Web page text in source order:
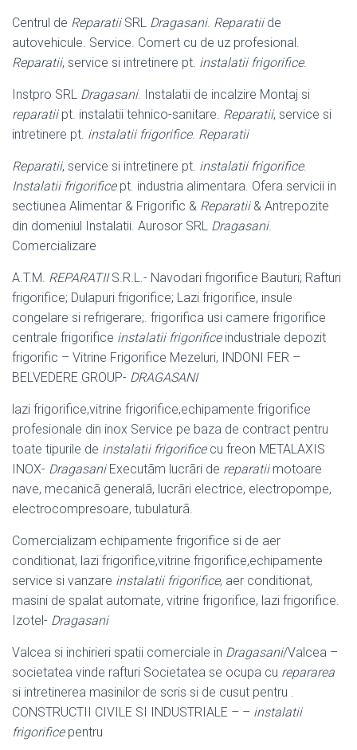
Centrul de ReparatiiSRL Dragasani. Reparatiide
autovehicule. Service. Comert cu de uz profesional.
Reparatii, service si intretinere pt. instalatii frigorifice.
Instpro SRL Dragasani. Instalatii de incalzire Montaj si
reparatiipt. instalatii tehnico-sanitare. Reparatii, service si
intretinere pt. instalatii frigorifice. Reparatii
Reparatii, service si intretinere pt. instalatii frigorifice.
Instalatii frigorificept. industria alimentara. Ofera servicii in
sectiunea Alimentar & Frigorific & Reparatii& Antrepozite
din domeniul Instalatii. Aurosor SRL Dragasani.
Comercializare
A.T.M. REPARATIIS.R.L.- Navodari frigorifice Bauturi; Rafturi
frigorifice; Dulapuri frigorifice; Lazi frigorifice, insule
congelare si refrigerare;. frigorifica usi camere frigorifice
centrale frigorifice instalatii frigorificeindustriale depozit
frigorific – Vitrine Frigorifice Mezeluri, INDONI FER –
BELVEDERE GROUP- DRAGASANI
lazi frigorifice,vitrine frigorifice,echipamente frigorifice
profesionale din inox Service pe baza de contract pentru
toate tipurile de instalatii frigorificecu freon METALAXIS
INOX- DragasaniExecutãm lucrãri de reparatiimotoare
nave, mecanicã generalã, lucrãri electrice, electropompe,
electrocompresoare, tubulaturã.
Comercializam echipamente frigorifice si de aer
conditionat, lazi frigorifice,vitrine frigorifice,echipamente
service si vanzare instalatii frigorifice, aer conditionat,
masini de spalat automate, vitrine frigorifice, lazi frigorifice.
Izotel- Dragasani
Valcea si inchirieri spatii comerciale in Dragasani/Valcea –
societatea vinde rafturi Societatea se ocupa cu repararea
si intretinerea masinilor de scris si de cusut pentru .
CONSTRUCTII CIVILE SI INDUSTRIALE – – instalatii
frigorificepentru